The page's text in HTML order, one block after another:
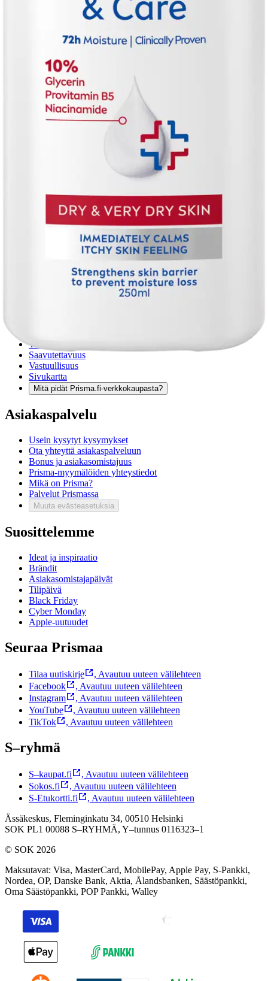
Ominaisuudet
Oletko tyytyväinen tuotetietoihin?
Ovatko tuotetiedot riittävät? Jos tuotetiedoissa on puutteita tai niitä
voisi muuten parantaa, anna palautetta.
Avautuu uuteen välilehteen
Verkkokauppa
Ohjeet
Ensitilaajan pikaopas
Myymälänouto
Reklamaatio
Takuu ja huolto
Tietosuojakäytäntö
Saavutettavuus
Vastuullisuus
Sivukartta
Mitä pidät Prisma.fi-verkkokaupasta?
Asiakaspalvelu
Usein kysytyt kysymykset
Ota yhteyttä asiakaspalveluun
Bonus ja asiakasomistajuus
Prisma-myymälöiden yhteystiedot
Mikä on Prisma?
Palvelut Prismassa
Muuta evästeasetuksia
Suosittelemme
Ideat ja inspiraatio
Brändit
Asiakasomistajapäivät
Tilipäivä
Black Friday
Cyber Monday
Apple-uutuudet
Seuraa Prismaa
Tilaa uutiskirje , Avautuu uuteen välilehteen
Facebook
, Avautuu uuteen välilehteen
Instagram
, Avautuu uuteen välilehteen
YouTube
, Avautuu uuteen välilehteen
TikTok
, Avautuu uuteen välilehteen
S–ryhmä
S–kaupat.fi , Avautuu uuteen välilehteen
Sokos.fi
, Avautuu uuteen välilehteen
S-Etukortti.fi
, Avautuu uuteen välilehteen
Ässäkeskus, Fleminginkatu 34, 00510 Helsinki
SOK PL1 00088 S–RYHMÄ, Y–tunnus 0116323–1
© SOK 2026
Maksutavat: Visa, MasterCard, MobilePay, Apple Pay, S-Pankki,
Nordea, OP, Danske Bank, Aktia, Ålandsbanken, Säästöpankki,
Oma Säästöpankki, POP Pankki, Walley